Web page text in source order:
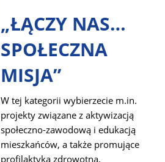
„ŁĄCZY NAS…
SPOŁECZNA
MISJA”
W tej kategorii wybierzecie m.in.
projekty związane z aktywizacją
społeczno-zawodową i edukacją
mieszkańców, a także promujące
profilaktyką zdrowotną.